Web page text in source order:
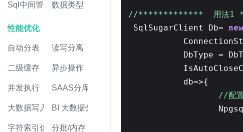
Sql中间管道 数据类型
性能优化
自动分表 读写分离
二级缓存 异步操作
并发执行 SAAS分库
大数据写入 BI 大数据分析
字符索引优化分批/内存
//************* 用法1
SqlSugarClient Db= new
DbType =
db=>{
//配置